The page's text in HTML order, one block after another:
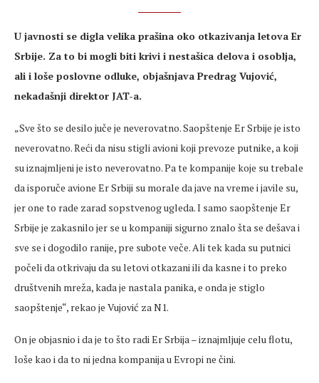
U javnosti se digla velika prašina oko otkazivanja letova Er
Srbije. Za to bi mogli biti krivi i nestašica delova i osoblja,
ali i loše poslovne odluke, objašnjava Predrag Vujović,
nekadašnji direktor JAT-a.
„Sve što se desilo juče je neverovatno. Saopštenje Er Srbije je isto
neverovatno. Reći da nisu stigli avioni koji prevoze putnike, a koji
su iznajmljeni je isto neverovatno. Pa te kompanije koje su trebale
da isporuče avione Er Srbiji su morale da jave na vreme i javile su,
jer one to rade zarad sopstvenog ugleda. I samo saopštenje Er
Srbije je zakasnilo jer se u kompaniji sigurno znalo šta se dešava i
sve se i dogodilo ranije, pre subote veče. Ali tek kada su putnici
počeli da otkrivaju da su letovi otkazani ili da kasne i to preko
društvenih mreža, kada je nastala panika, e onda je stiglo
saopštenje“, rekao je Vujović za N1.
On je objasnio i da je to što radi Er Srbija – iznajmljuje celu flotu,
loše kao i da to ni jedna kompanija u Evropi ne čini.